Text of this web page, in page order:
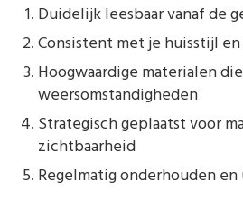
Duidelijk leesbaar vanaf de
Consistent met je huisstijl
Hoogwaardige materialen
weersomstandigheden
Strategisch geplaatst voor
zichtbaarheid
Regelmatig onderhouden